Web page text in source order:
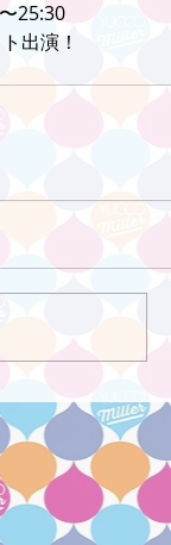
25:30
出演！